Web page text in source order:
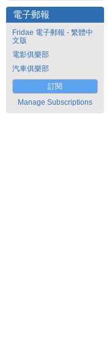
電子郵報
Fridae 電子郵報 - 繁體中
文版
電影俱樂部
汽車俱樂部
訂閱
Manage Subscriptions